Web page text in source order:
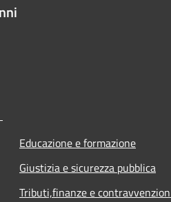
Educazione e formazione
Giustizia e sicurezza pubblica
Tributi,finanze e